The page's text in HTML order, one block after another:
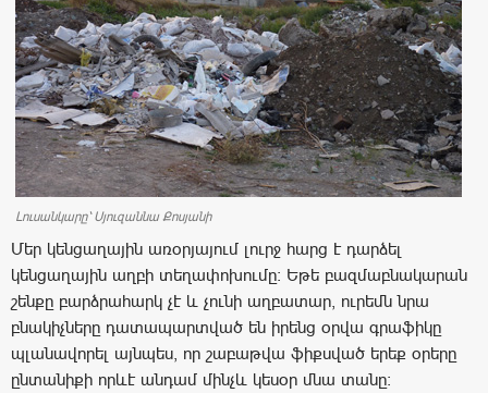
Լուսանկարը՝ Սյուզաննա Քոսյանի
Մեր կենցաղային առօրյայում լուրջ հարց է դարձել
կենցաղային աղբի տեղափոխումը: Եթե բազմաբնակարան
շենքը բարձրահարկ չէ և չունի աղբատար, ուրեմն նրա
բնակիչները դատապարտված են իրենց օրվա գրաֆիկը
պլանավորել այնպես, որ շաբաթվա ֆիքսված երեք օրերը
ընտանիքի որևէ անդամ մինչև կեսօր մնա տանը: